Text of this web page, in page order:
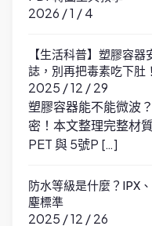
2026 / 1 / 4
【生活科普】塑膠容
誌，別再把毒素吃下肚！
2025 / 12 / 29
塑膠容器能不能微波
密！本文整理完整材
PET 與 5號P […]
防水等級是什麼？IPX
塵標準
2025 / 12 / 26